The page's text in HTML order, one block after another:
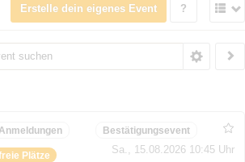
Erstelle dein eigenes Event ?
Plätze
Bestätigungsevent
Sa., 15.08.2026 10:45 Uhr